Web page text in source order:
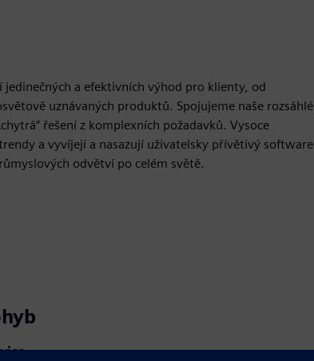
a efektivních výhod pro klienty, od
uznávaných produktů. Spojujeme naše rozsáhlé
řešení z komplexních požadavků. Vysoce
a vyvíjejí a nasazují uživatelsky přívětivý software
odvětví po celém světě.